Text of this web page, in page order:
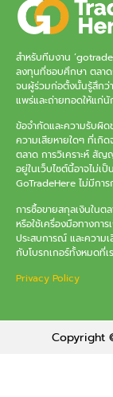
สำหรับทีมงาน
ลงทุนที่ชอบศึกษา ตลา
จนผู้ร่วมก่อตั้งนั้นรู้สึกว่
แพร่และถ่ายทอดให้แก่
ข้อจำกัดและความรับผิ
ความเสียหายใดๆ ที่เกิ
ตลาด การวิเคราะห์ สั
อยู่ในเว็บไซต์นี้อาจไม่เ
GoTradeHere ไม่มีการ
การซื้อขายสกุลเงินใน
หรือใช้เครื่องมือทางกา
ประสบการณ์ และความ
กับโบรกเกอร์ทั้งหมดที่
Privacy Policy
Copyright